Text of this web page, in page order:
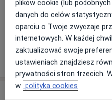
Zobacz wszystkich 4
Pokaż profil
plików cookie (lub
danych do celów
oparciu o Twoje zwyczaje
internetowych. W każdej
zaktualizować swoje
ustawieniach znajdziesz
prywatności stron trzecich.
w polityka cookies